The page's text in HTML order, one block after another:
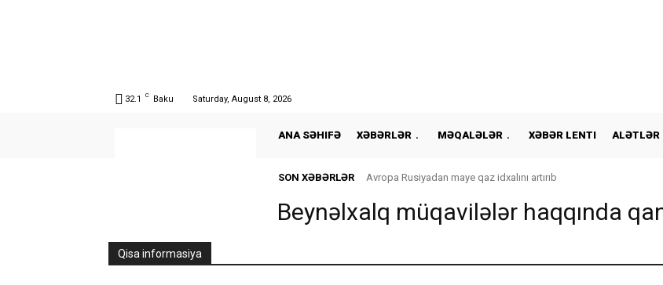
32.1 C Baku Saturday, August 8, 2026
ANA SƏHIFƏ XƏBƏRLƏR MƏQALƏLƏR XƏBƏR LENTI ALƏTLƏR
SON XƏBƏRLƏR Avropa Rusiyadan maye qaz idxalını artırıb
Beynəlxalq müqavilələr haqqında
Qisa informasiya